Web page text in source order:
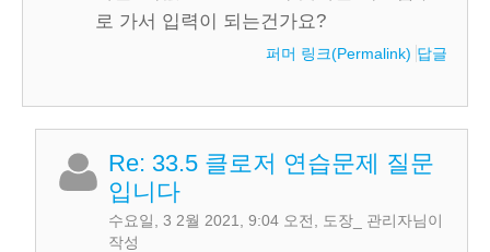
로 가서 입력이 되는건가요?
퍼머 링크(Permalink) 답글
Re: 33.5 클로저 연습문제 질문
입니다
수요일, 3 2월 2021, 9:04 오전 도장_ 관리자님이
작성